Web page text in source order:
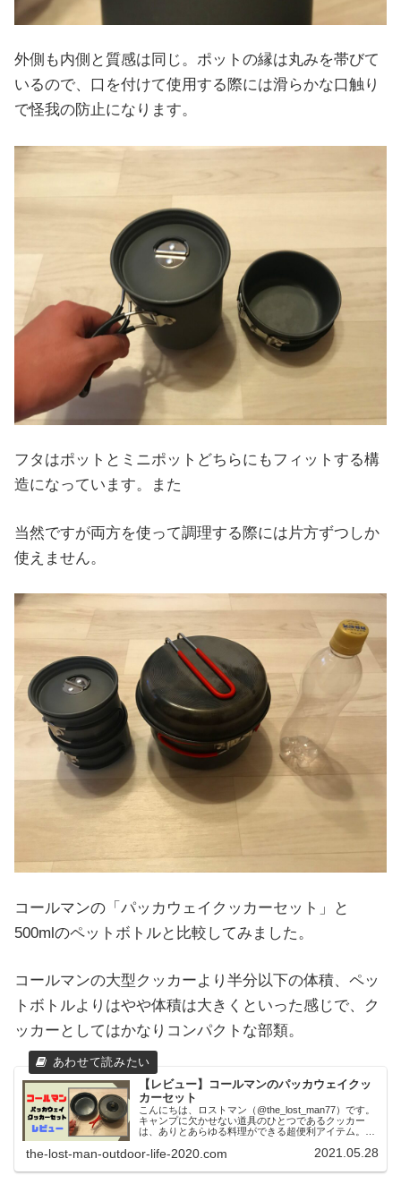
外側も内側と質感は同じ。ポットの縁は丸みを帯びて
いるので、口を付けて使用する際には滑らかな口触り
で怪我の防止になります。
フタはポットとミニポットどちらにもフィットする構
造になっています。また
当然ですが両方を使って調理する際には片方ずつしか
使えません。
コールマンの「パッカウェイクッカーセット」と
500mlのペットボトルと比較してみました。
コールマンの大型クッカーより半分以下の体積、ペッ
トボトルよりはやや体積は大きくといった感じで、ク
ッカーとしてはかなりコンパクトな部類。
【レビュー】コールマンのパッカウェイクッ
カーセット
こんにちは、ロストマン（@the_lost_man77）です。
キャンプに欠かせない道具のひとつであるクッカー
は、ありとあらゆる料理ができる超便利アイテム。米
きるので、これがないとキャンプができ...
the-lost-man-outdoor-life-2020.com 2021.05.28